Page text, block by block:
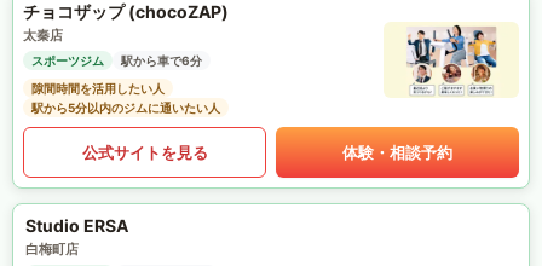
チョコザップ (chocoZAP)
太秦店
スポーツジム
駅から車で6分
隙間時間を活用したい人
駅から5分以内のジムに通いたい人
公式サイトを見る 体験・相談予約
Studio ERSA
白梅町店